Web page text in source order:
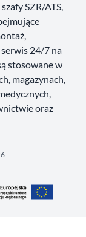
SZR/ATS,
24/7 na
stosowane w
magazynach,
oraz